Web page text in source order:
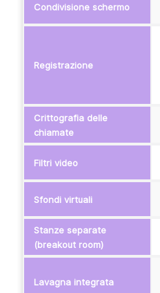
Condivisione schermo
Registrazione
Crittografia delle
chiamate
Filtri video
Sfondi virtuali
Stanze separate
(breakout room)
Lavagna integrata